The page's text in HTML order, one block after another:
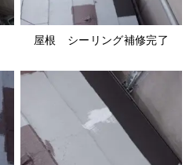
屋根 シーリング補修完了